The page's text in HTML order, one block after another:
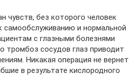
чувств, без которого человек
самообслуживанию и нормальной
с глазными болезнями
тромбоз сосудов глаз приводит
Никакая операция не вернет
в результате кислородного